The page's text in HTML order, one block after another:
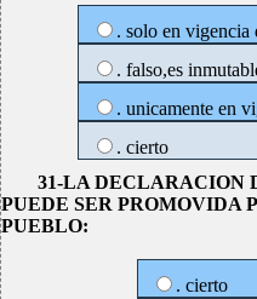
. solo en vigencia
. falso,es
. unicamente en
. cierto
31-LA DECLARACION
PUEDE SER PROMOVIDA
PUEBLO:
. cierto